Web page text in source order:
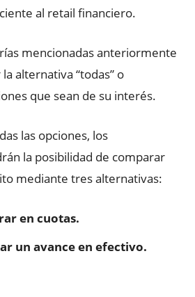
al retail financiero.
mencionadas anteriormente
alternativa “todas” o
que sean de su interés.
las opciones, los
la posibilidad de comparar
mediante tres alternativas:
en cuotas.
un avance en efectivo.